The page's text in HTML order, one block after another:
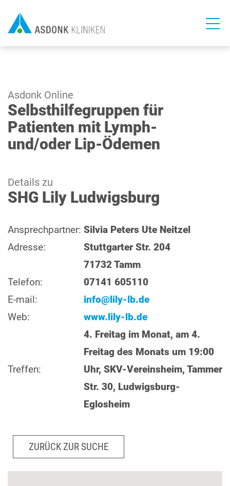
zum
Inhalt
Asdonk Online
Selbsthilfegruppen für
Patienten mit Lymph-
und/oder Lip-Ödemen
Details zu
SHG Lily Ludwigsburg
Ansprechpartner: Silvia Peters Ute Neitzel
Adresse:
Stuttgarter Str. 204
71732 Tamm
Telefon:
07141 605110
E-mail:
info@lily-lb.de
Web:
www.lily-lb.de
Treffen:
4. Freitag im Monat, am 4.
Freitag des Monats um 19:00
Uhr, SKV-Vereinsheim, Tammer
Str. 30, Ludwigsburg-
Eglosheim
ZURÜCK ZUR SUCHE